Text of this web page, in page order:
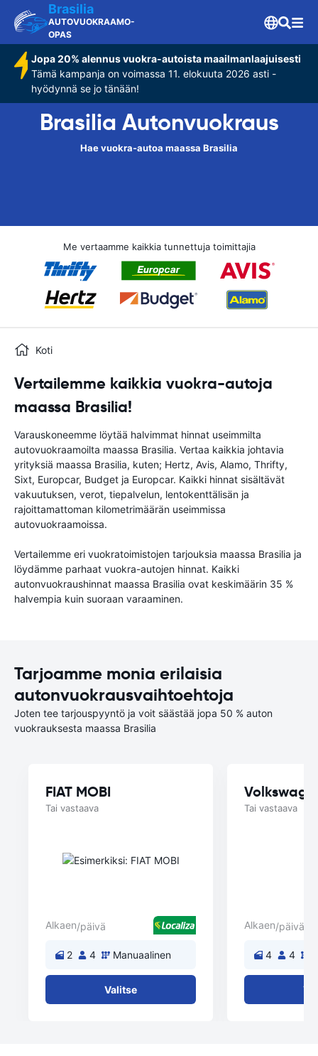
Brasilia
AUTOVUOKRAAMO-
OPAS
Jopa 20% alennus vuokra-autoista maailmanlaajuisesti
Tämä kampanja on voimassa 11. elokuuta 2026 asti -
hyödynnä se jo tänään!
Brasilia Autonvuokraus
Hae vuokra-autoa maassa Brasilia
Me vertaamme kaikkia tunnettuja toimittajia
Koti
Vertailemme kaikkia vuokra-autoja
maassa Brasilia!
Varauskoneemme löytää halvimmat hinnat useimmilta
autovuokraamoilta maassa Brasilia. Vertaa kaikkia johtavia
yrityksiä maassa Brasilia, kuten; Hertz, Avis, Alamo, Thrifty,
Sixt, Europcar, Budget ja Europcar. Kaikki hinnat sisältävät
vakuutuksen, verot, tiepalvelun, lentokenttälisän ja
rajoittamattoman kilometrimäärän useimmissa
autovuokraamoissa.
Vertailemme eri vuokratoimistojen tarjouksia maassa Brasilia ja
löydämme parhaat vuokra-autojen hinnat. Kaikki
autonvuokraushinnat maassa Brasilia ovat keskimäärin 35 %
halvempia kuin suoraan varaaminen.
Tarjoamme monia erilaisia
autonvuokrausvaihtoehtoja
Joten tee tarjouspyyntö ja voit säästää jopa 50 % auton
vuokrauksesta maassa Brasilia
FIAT MOBI
Tai vastaava
Alkaen/päivä
2 4 Manuaalinen
Valitse
Tai vastaava
Alkaen/päivä
4 4